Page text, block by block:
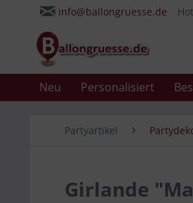
info@ballongruesse.de
Neu Personalisiert
Partyartikel
Girlande